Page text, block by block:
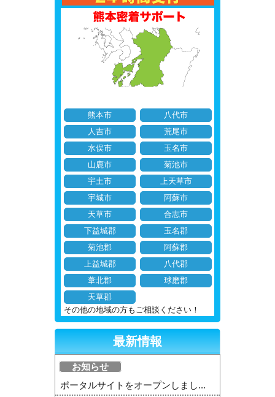
熊本市
八代市
人吉市
荒尾市
水俣市
玉名市
山鹿市
菊池市
宇土市
上天草市
宇城市
阿蘇市
天草市
合志市
下益城郡
玉名郡
菊池郡
阿蘇郡
上益城郡
八代郡
葦北郡
球磨郡
天草郡
その他の地域の方もご相談ください！
最新情報
お知らせ
ポータルサイトをオープンしまし...